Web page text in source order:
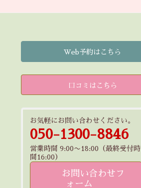
Web予約はこちら
口コミはこちら
お気軽にお問い合わせください。
050-1300-8846
営業時間 9:00〜18:00（最終受付時
間16:00）
お問い合わせフ
ォーム